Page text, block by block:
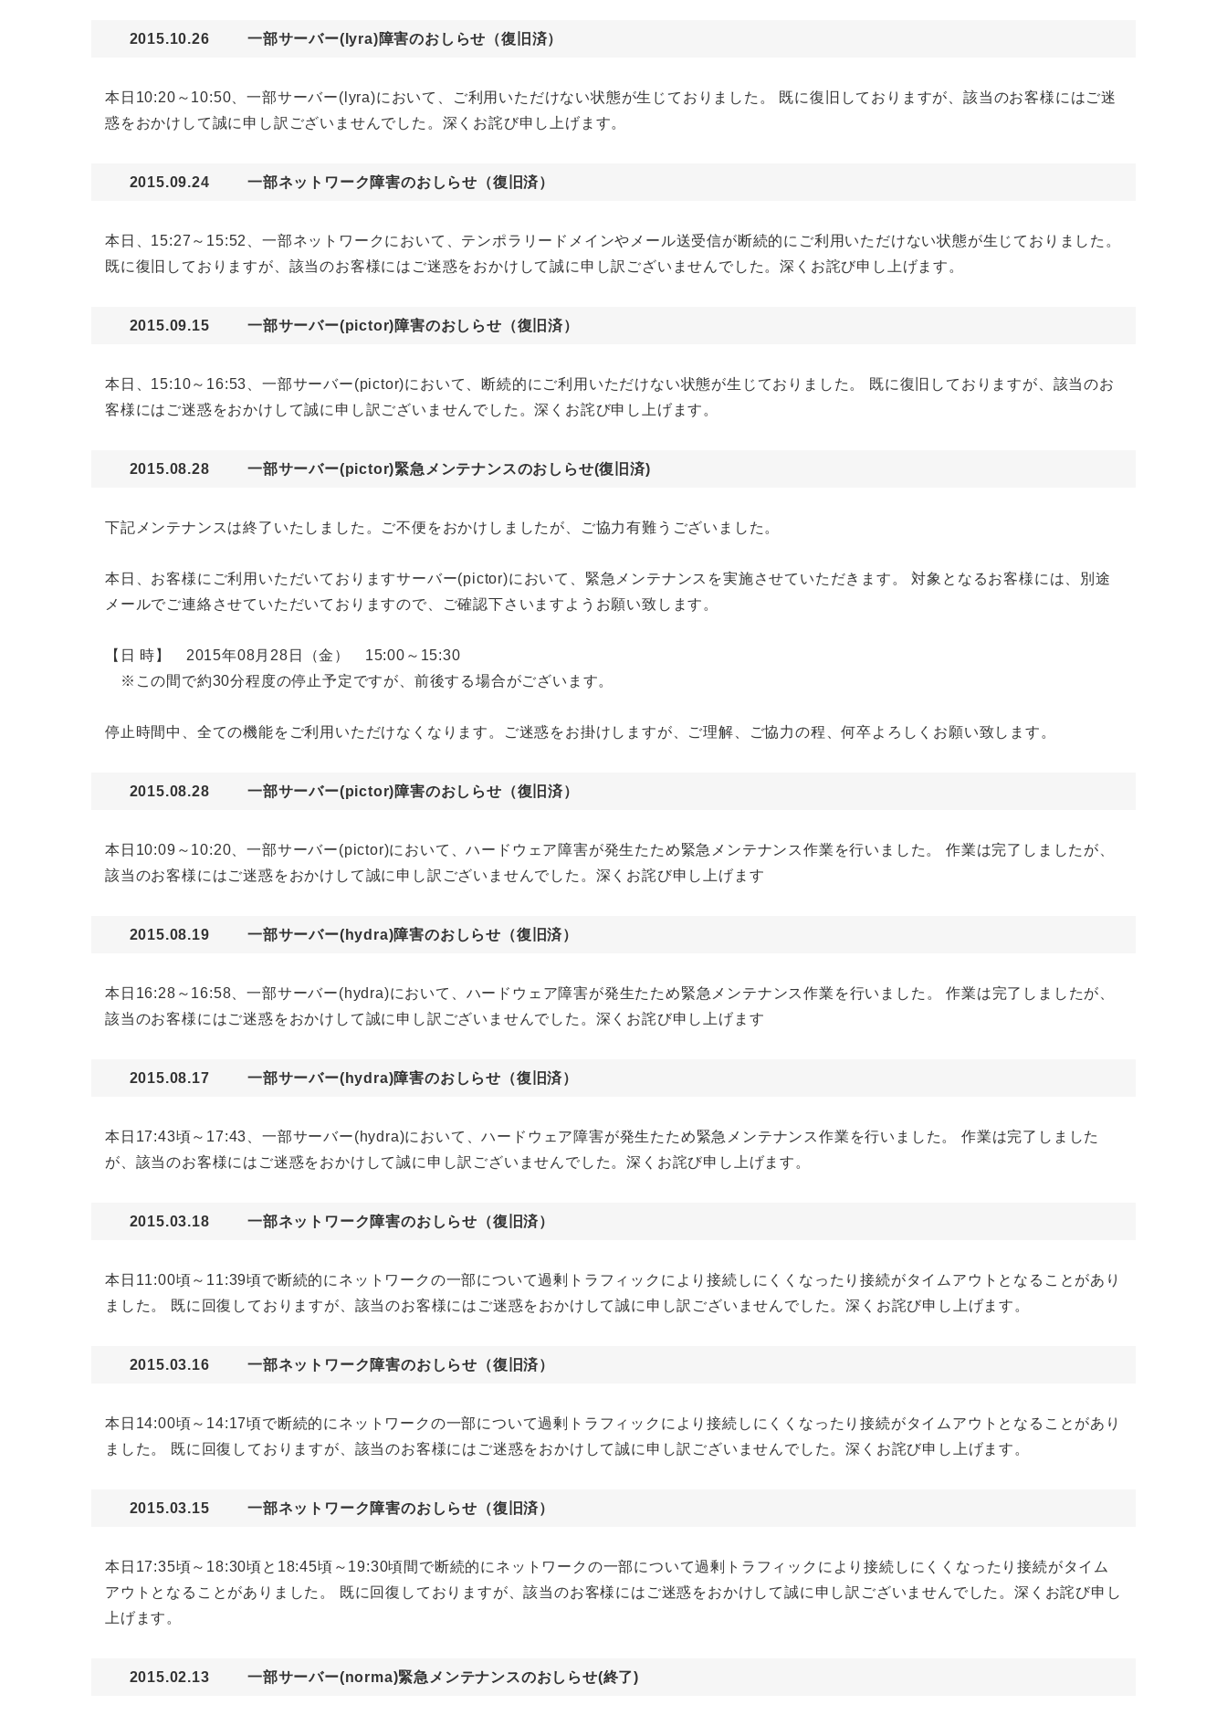
2015.10.26 一部サーバー(lyra)障害のおしらせ（復旧済）
本日10:20～10:50、一部サーバー(lyra)において、ご利用いただけない状態が生じておりました。 既に復旧しておりますが、該当のお客様にはご迷
惑をおかけして誠に申し訳ございませんでした。深くお詫び申し上げます。
2015.09.24 一部ネットワーク障害のおしらせ（復旧済）
本日、15:27～15:52、一部ネットワークにおいて、テンポラリードメインやメール送受信が断続的にご利用いただけない状態が生じておりました。
既に復旧しておりますが、該当のお客様にはご迷惑をおかけして誠に申し訳ございませんでした。深くお詫び申し上げます。
2015.09.15 一部サーバー(pictor)障害のおしらせ（復旧済）
本日、15:10～16:53、一部サーバー(pictor)において、断続的にご利用いただけない状態が生じておりました。 既に復旧しておりますが、該当のお
客様にはご迷惑をおかけして誠に申し訳ございませんでした。深くお詫び申し上げます。
2015.08.28 一部サーバー(pictor)緊急メンテナンスのおしらせ(復旧済)
下記メンテナンスは終了いたしました。ご不便をおかけしましたが、ご協力有難うございました。
本日、お客様にご利用いただいておりますサーバー(pictor)において、緊急メンテナンスを実施させていただきます。 対象となるお客様には、別途
メールでご連絡させていただいておりますので、ご確認下さいますようお願い致します。
【日 時】 2015年08月28日（金） 15:00～15:30
※この間で約30分程度の停止予定ですが、前後する場合がございます。
停止時間中、全ての機能をご利用いただけなくなります。ご迷惑をお掛けしますが、ご理解、ご協力の程、何卒よろしくお願い致します。
2015.08.28 一部サーバー(pictor)障害のおしらせ（復旧済）
本日10:09～10:20、一部サーバー(pictor)において、ハードウェア障害が発生たため緊急メンテナンス作業を行いました。 作業は完了しましたが、
該当のお客様にはご迷惑をおかけして誠に申し訳ございませんでした。深くお詫び申し上げます
2015.08.19 一部サーバー(hydra)障害のおしらせ（復旧済）
本日16:28～16:58、一部サーバー(hydra)において、ハードウェア障害が発生たため緊急メンテナンス作業を行いました。 作業は完了しましたが、
該当のお客様にはご迷惑をおかけして誠に申し訳ございませんでした。深くお詫び申し上げます
2015.08.17 一部サーバー(hydra)障害のおしらせ（復旧済）
本日17:43頃～17:43、一部サーバー(hydra)において、ハードウェア障害が発生たため緊急メンテナンス作業を行いました。 作業は完了しました
が、該当のお客様にはご迷惑をおかけして誠に申し訳ございませんでした。深くお詫び申し上げます。
2015.03.18 一部ネットワーク障害のおしらせ（復旧済）
本日11:00頃～11:39頃で断続的にネットワークの一部について過剰トラフィックにより接続しにくくなったり接続がタイムアウトとなることがあり
ました。 既に回復しておりますが、該当のお客様にはご迷惑をおかけして誠に申し訳ございませんでした。深くお詫び申し上げます。
2015.03.16 一部ネットワーク障害のおしらせ（復旧済）
本日14:00頃～14:17頃で断続的にネットワークの一部について過剰トラフィックにより接続しにくくなったり接続がタイムアウトとなることがあり
ました。 既に回復しておりますが、該当のお客様にはご迷惑をおかけして誠に申し訳ございませんでした。深くお詫び申し上げます。
2015.03.15 一部ネットワーク障害のおしらせ（復旧済）
本日17:35頃～18:30頃と18:45頃～19:30頃間で断続的にネットワークの一部について過剰トラフィックにより接続しにくくなったり接続がタイム
アウトとなることがありました。 既に回復しておりますが、該当のお客様にはご迷惑をおかけして誠に申し訳ございませんでした。深くお詫び申し
上げます。
2015.02.13 一部サーバー(norma)緊急メンテナンスのおしらせ(終了)